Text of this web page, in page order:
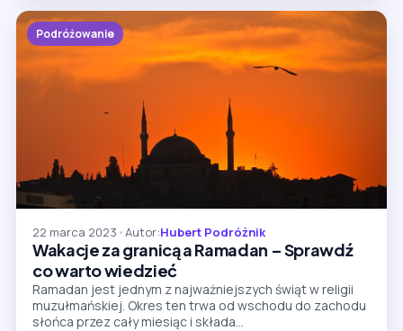
Podróżowanie
22 marca 2023 •Autor:Hubert Podróżnik
Wakacje za granicą a Ramadan – Sprawdź
co warto wiedzieć
Ramadan jest jednym z najważniejszych świąt w religii
muzułmańskiej. Okres ten trwa od wschodu do zachodu
słońca przez cały miesiąc i składa...